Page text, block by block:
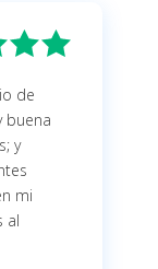
de
buena
y
mi
al